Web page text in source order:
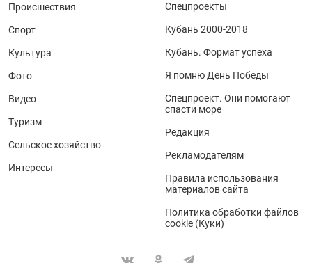
Происшествия
Спорт
Культура
Фото
Видео
Туризм
Сельское хозяйство
Интересы
Спецпроекты
Кубань 2000-2018
Кубань. Формат успеха
Я помню День Победы
Спецпроект. Они помогают
спасти море
Редакция
Рекламодателям
Правила использования
материалов сайта
Политика обработки файлов
cookie (Куки)